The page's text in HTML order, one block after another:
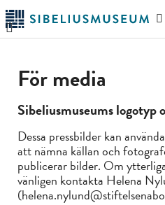
Hoppa
till
huvudinnehållet
Sök
För media
Sibeliusmuseums logotyp
Dessa pressbilder kan
att nämna källan och
publicerar bilder. Om
vänligen kontakta Helena